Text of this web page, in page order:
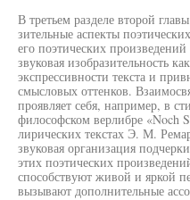
В третьем разделе второй
зительные аспекты
его поэтических
звуковая изобразительность
экспрессивности текста и
смысловых оттенков.
проявляет себя, например, в
философском верлибре «Noch
лирических текстах Э. М.
звуковая организация
этих поэтических
способствуют живой и яркой
вызывают дополнительные